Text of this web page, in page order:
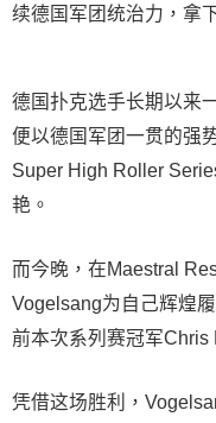
德国扑克选手长期以来
便以德国军团一贯的强
Super High Roller
艳。
而今晚，在Maestral
Vogelsang为自己辉煌
前本次系列赛冠军Chris
凭借这场胜利，